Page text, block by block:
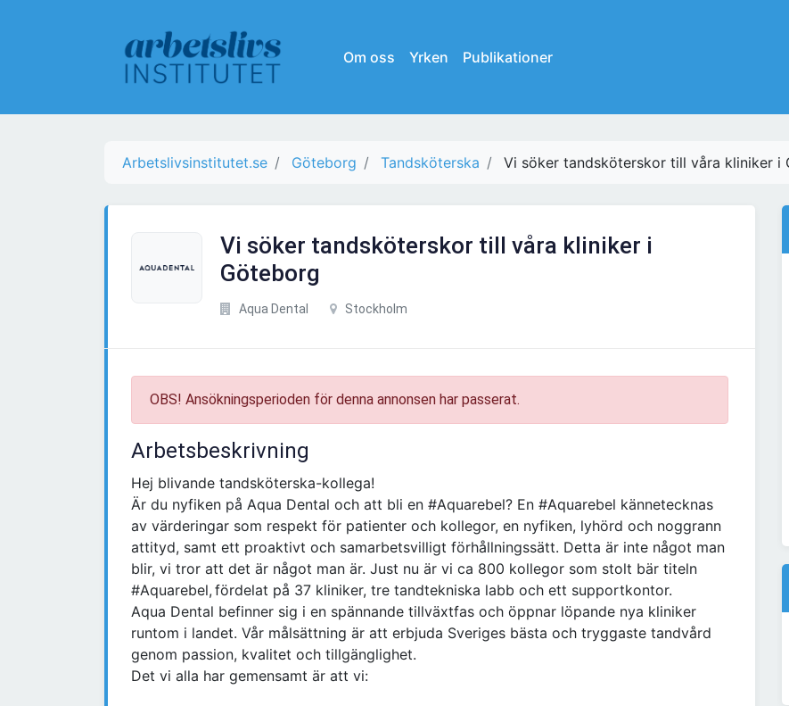
Om oss Yrken Publikationer
Arbetslivsinstitutet.se Göteborg Tandsköterska Vi söker tandsköterskor till våra kliniker i
Vi söker tandsköterskor till våra kliniker i
Göteborg
Aqua Dental Stockholm
OBS! Ansökningsperioden för denna annonsen har passerat.
Arbetsbeskrivning
Hej blivande tandsköterska-kollega!
Är du nyfiken på Aqua Dental och att bli en #Aquarebel? En #Aquarebel kännetecknas
av värderingar som respekt för patienter och kollegor, en nyfiken, lyhörd och noggrann
attityd, samt ett proaktivt och samarbetsvilligt förhållningssätt. Detta är inte något man
blir, vi tror att det är något man är. Just nu är vi ca 800 kollegor som stolt bär titeln
#Aquarebel, fördelat på 37 kliniker, tre tandtekniska labb och ett supportkontor.
Aqua Dental befinner sig i en spännande tillväxtfas och öppnar löpande nya kliniker
runtom i landet. Vår målsättning är att erbjuda Sveriges bästa och tryggaste tandvård
genom passion, kvalitet och tillgänglighet.
Det vi alla har gemensamt är att vi: